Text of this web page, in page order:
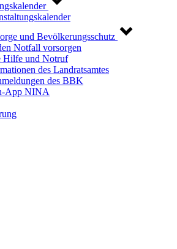
und Bevölkerungsschutz
Notfall vorsorgen
Hilfe und Notruf
des Landratsamtes
des BBK
App NINA